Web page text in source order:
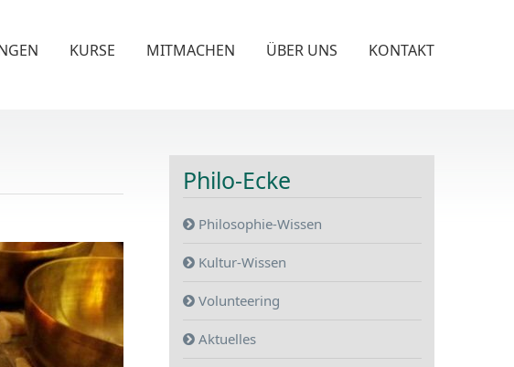
KURSE MITMACHEN ÜBER UNS KONTAKT
Philo-Ecke
Philosophie-Wissen
Kultur-Wissen
Volunteering
Aktuelles